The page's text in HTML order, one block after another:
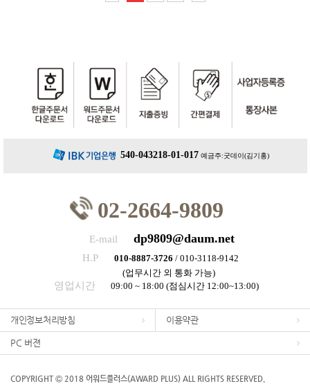
540-043218-01-017 예금주:굿데이(김기홍)
02-2664-9809
E-mail dp9809@daum.net
H.P 010-8887-3726 / 010-3118-9142
(업무시간 외 통화 가능)
영업시간 09:00 ~ 18:00 (점심시간 12:00~13:00)
개인정보처리방침 이용약관
PC 버젼
COPYRIGHT Ⓒ 2018 어워드플러스(AWARD PLUS) ALL RIGHTS RESERVED.